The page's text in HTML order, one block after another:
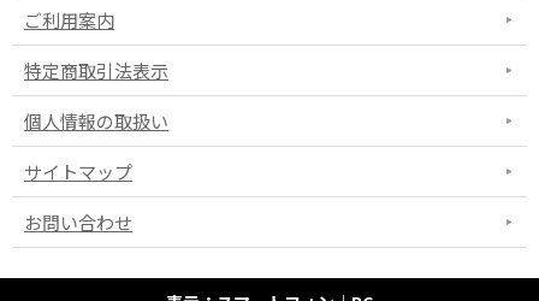
ご利用案内
特定商取引法表示
個人情報の取扱い
サイトマップ
お問い合わせ